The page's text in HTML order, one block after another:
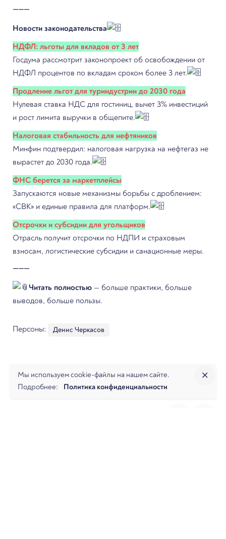
⸻
Новости законодательства
НДФЛ: льготы для вкладов от 3 лет
Госдума рассмотрит законопроект об освобождении от
НДФЛ процентов по вкладам сроком более 3 лет.
Продление льгот для туриндустрии до 2030 года
Нулевая ставка НДС для гостиниц, вычет 3% инвестиций
и рост лимита выручки в общепите.
Налоговая стабильность для нефтяников
Минфин подтвердил: налоговая нагрузка на нефтегаз не
вырастет до 2030 года.
ФНС берется за маркетплейсы
Запускаются новые механизмы борьбы с дроблением:
«СВК» и единые правила для платформ.
Отсрочки и субсидии для угольщиков
Отрасль получит отсрочки по НДПИ и страховым
взносам, логистические субсидии и санационные меры.
⸻
Читать полностью — больше практики, больше
выводов, больше пользы.
Персоны: Денис Черкасов
Мы используем cookie-файлы на нашем сайте.
Подробнее: Политика конфиденциальности